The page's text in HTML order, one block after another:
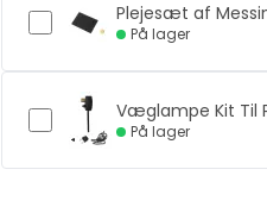
Plejesæt af
På lager
Væglampe Kit Til
På lager